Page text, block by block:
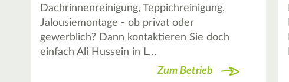
Dachrinnenreinigung, Teppichreinigung,
Jalousiemontage - ob privat oder
gewerblich? Dann kontaktieren Sie doch
einfach Ali Hussein in L…
Zum Betrieb